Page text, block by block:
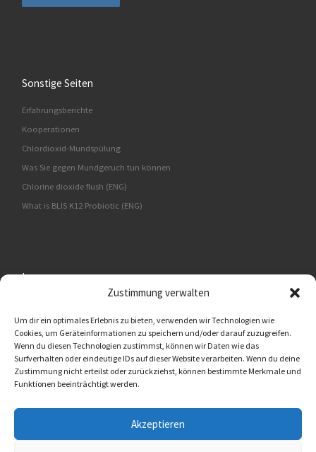
Zustimmung verwalten
Um dir ein optimales Erlebnis zu bieten, verwenden wir Technologien wie
Cookies, um Geräteinformationen zu speichern und/oder darauf zuzugreifen.
Wenn du diesen Technologien zustimmst, können wir Daten wie das
Surfverhalten oder eindeutige IDs auf dieser Website verarbeiten. Wenn du deine
Zustimmung nicht erteilst oder zurückziehst, können bestimmte Merkmale und
Funktionen beeinträchtigt werden.
Akzeptieren
Sonstige Seiten
Erfahrungsberichte
Kooperationen
Chlordioxid-Mundspülung
Was Sie gegen Mundgeruch tun können
Chlorine dioxide flush (ENG)
What is BLIS K12 Probiotic (ENG)
Impressum
An der Kolonnade 11
10117 Berlin
Oralflora® Deutschland
info@oralflora.de
www.oralflora.de